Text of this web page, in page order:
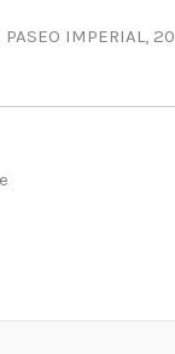
PASEO IMPERIAL, 20